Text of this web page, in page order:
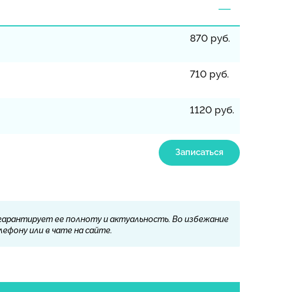
870 руб.
710 руб.
1120 руб.
Записаться
ее полноту и актуальность. Во избежание
или в чате на сайте.